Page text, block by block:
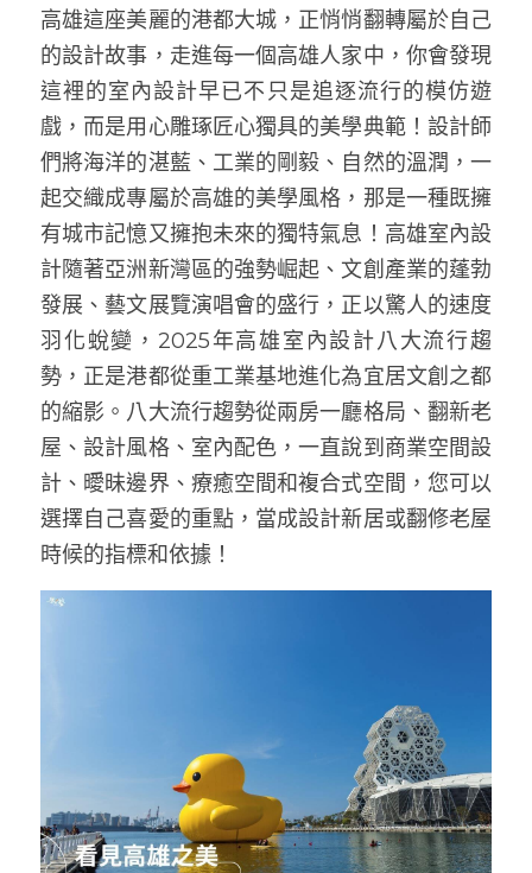
高雄這座美麗的港都大城，正悄悄翻轉屬於自己
的設計故事，走進每一個高雄人家中，你會發現
這裡的室內設計早已不只是追逐流行的模仿遊
戲，而是用心雕琢匠心獨具的美學典範！設計師
們將海洋的湛藍、工業的剛毅、自然的溫潤，一
起交織成專屬於高雄的美學風格，那是一種既擁
有城市記憶又擁抱未來的獨特氣息！高雄室內設
計隨著亞洲新灣區的強勢崛起、文創產業的蓬勃
發展、藝文展覽演唱會的盛行，正以驚人的速度
羽化蛻變，2025年高雄室內設計八大流行趨
勢，正是港都從重工業基地進化為宜居文創之都
的縮影。八大流行趨勢從兩房一廳格局、翻新老
屋、設計風格、室內配色，一直說到商業空間設
計、曖昧邊界、療癒空間和複合式空間，您可以
選擇自己喜愛的重點，當成設計新居或翻修老屋
時候的指標和依據！